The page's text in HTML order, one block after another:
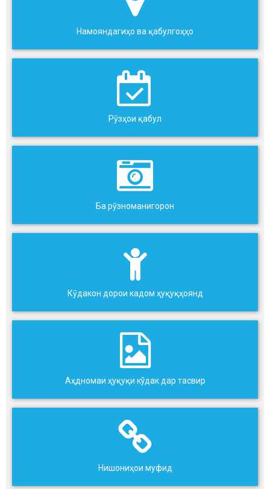
Намояндагиҳо ва қабулгоҳҳо
Рӯзҳои қабул
Ба рӯзноманигорон
Кӯдакон дорои кадом ҳуқуқҳоянд
Аҳдномаи ҳуқуқи кўдак дар тасвир
Нишониҳои муфид